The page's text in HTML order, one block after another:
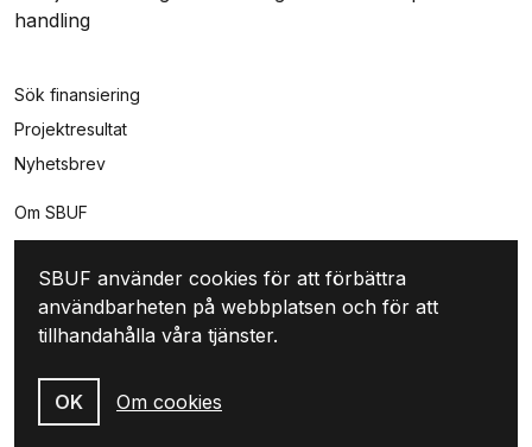
handling
Sök finansiering
Projektresultat
Nyhetsbrev
Om SBUF
Kontakt
Integritet
Mina sidor
Skapa konto
SBUF använder cookies för att förbättra
användbarheten på webbplatsen och för att
tillhandahålla våra tjänster.
OK Om cookies